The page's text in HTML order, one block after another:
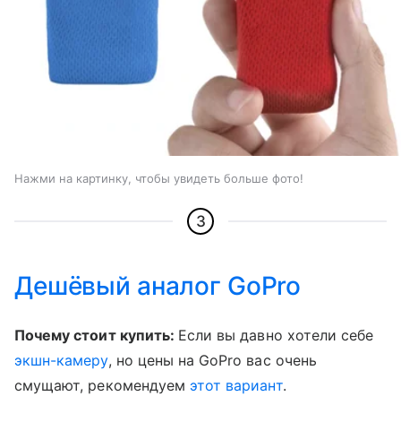
Нажми на картинку, чтобы увидеть больше фото!
3
Дешёвый аналог GoPro
Почему стоит купить: Если вы давно хотели себе
экшн-камеру, но цены на GoPro вас очень
смущают, рекомендуем этот вариант.